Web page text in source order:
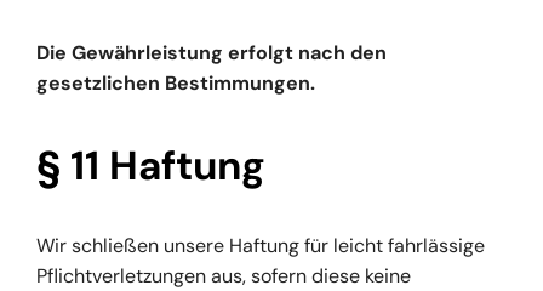
Die Gewährleistung erfolgt nach den
gesetzlichen Bestimmungen.
§ 11 Haftung
Wir schließen unsere Haftung für leicht fahrlässige
Pflichtverletzungen aus, sofern diese keine